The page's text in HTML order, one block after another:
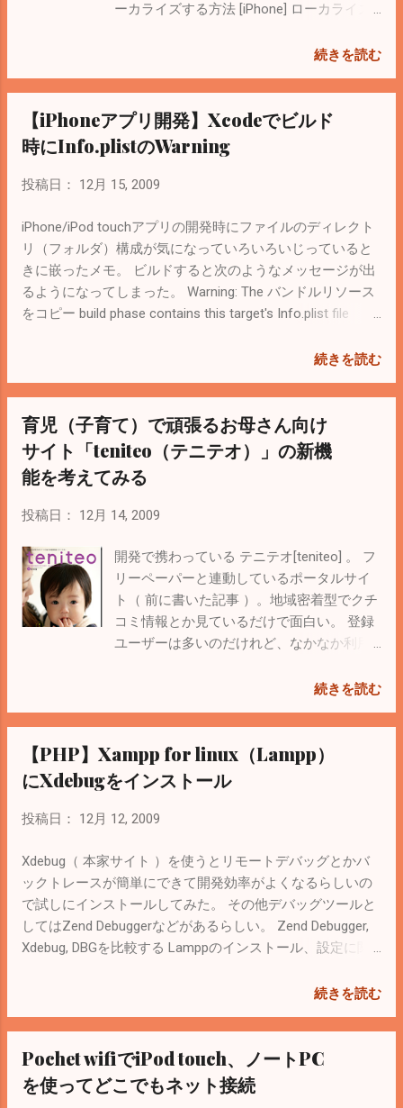
境でAndroid SDK (installer_r20.0.3-windows)
Development Kit (JKD) not found とErrorに
Advanced → Environment Variables のUser
variablesに Variable: JAVA_HOME Value:
C:\Program Files\Java\jre6 を追加する必要
がある。 ここからはソフトの設定 Eclipseを
起動するとworkspaceの場所を聞かれるの
設定。 ここ を参考にAndroid Development
Tools (ADT)をEclipseにインストールする。
英語が分かる人は 公式サイト を参考に。
Help → Install Software → Add ...
ーカライズする方法 [iPhone] ローカライズ
ィレクトリ（フォルダ）を作る。 英語は
ィレクトリに作成してるみたいだけど、個
人的に言語ファイルはまとめたかったの
で、「Languages」というディレクトリを
作って、そこに入れた。 ※追記 やっぱり他
を見習ってrootディレクトリにen.lprojと
Resourcesを右クリック → 追加 → 新規フ
ァイル → （Mac OS X） Resource → String
File でファイル名は
「Localizable.strings」。保存場所はさっき
の「en.lproj」を選択。 同じ要領で
Localizable.strings ・・・ プログラムで使う
ケーション名などを設定する言語ファイル
これで英語用の言語ファイルが準備できた
ので、en.lprojをディレクトリごとコピーし
て「ja.lproj」にして、Xcodeからは
Resourcesを右クリック → 追加 → 既存フ
ァイル でja.lprojのファイルを選択すれば完
「情報を見る」から追加しようとして失敗
したのが原因だと思う。 あとは言語ファイ
ルを選択してキーと値を記述していく。
Localizable.stringsの場合は “hoge” = “日本語
テスト” プログラムで利用する場合は
@""); 第２引数はいらないらしい。 あと調
べていて見つけたのが、 アプリを初めて申
続きを読む
【iPhoneアプリ開発】Xcodeでビルド
時にInfo.plistのWarning
投稿日： 12月 15, 2009
iPhone/iPod touchアプリの開発時にファイルのディレクト
リ（フォルダ）構成が気になっていろいろいじっていると
きに嵌ったメモ。 ビルドすると次のようなメッセージが出
るようになってしまった。 Warning: The バンドルリソース
をコピー build phase contains this target's Info.plist file
info.plistを右クリック → 情報を見る → ターゲット でチェ
ト」の「バンドルリソースをコピー」から消えているは
ず。 これでビルドすると大丈夫。info.plistをプロジェクト
に削除、追加するときは気をつける必要あり。
続きを読む
育児（子育て）で頑張るお母さん向け
サイト「teniteo（テニテオ）」の新機
能を考えてみる
投稿日： 12月 14, 2009
開発で携わっている テニテオ[teniteo] 。 フ
リーペーパーと連動しているポータルサイ
ト（ 前に書いた記事 ）。地域密着型でクチ
コミ情報とか見ているだけで面白い。 登録
ユーザーは多いのだけれど、なかなか利用
ってもらえるような機能を考えてみた。 ざ
（グラフ表示） アルバム コミュニティ 友
達検索 あしあと つぶやき機能（Twitter的）
育児日記（ブログ）はよくある機能なの
で、自分の子供の成長記録を入力できて、
体重とか身長とか、それをグラフ化してあ
を記録していけばいいかわからなかったの
で、 お嬢様 に私立の病院で配られる雪印製
の育児日記を貸してもらった。 なんとなく
イメージはできるけど、お母様方に本当に
使ってもらえるかが心配。 分かりやすく見
さそう。 成長記録の機能ははママさんのダ
だと思うんだけどなー。
続きを読む
【PHP】Xampp for linux（Lampp）
にXdebugをインストール
投稿日： 12月 12, 2009
Xdebug（ 本家サイト ）を使うとリモートデバッグとかバ
ックトレースが簡単にできて開発効率がよくなるらしいの
で試しにインストールしてみた。 その他デバッグツールと
してはZend Debuggerなどがあるらしい。 Zend Debugger,
Xdebug, DBGを比較する Lamppのインストール、設定に関
xampp-linux-develをインストールしておく。（といっても
ストール # yum install autoconf gcc # cd /opt/lampp/bin/ #
./pecl install Xdebug 完了すると You should add
"extension=xdebug.so" to php.ini と言われるので、php.iniに
追加してXamppを再起動すると次のエラーが出てう。 PHP
続きを読む
Pochet wifiでiPod touch、ノートPC
を使ってどこでもネット接続